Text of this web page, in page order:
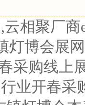
相聚厂
灯博会展
采购线上
业开春采